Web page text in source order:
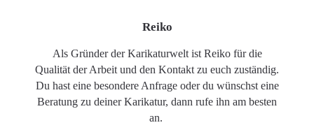
Reiko
Als Gründer der Karikaturwelt ist Reiko für die
Qualität der Arbeit und den Kontakt zu euch zuständig.
Du hast eine besondere Anfrage oder du wünschst eine
Beratung zu deiner Karikatur, dann rufe ihn am besten
an.